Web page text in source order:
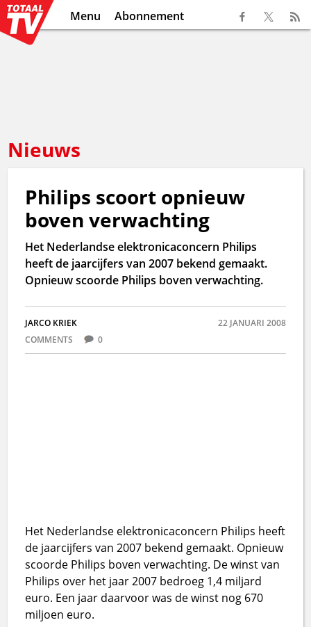
Menu Abonnement
Nieuws
Philips scoort opnieuw
boven verwachting
Het Nederlandse elektronicaconcern Philips
heeft de jaarcijfers van 2007 bekend gemaakt.
Opnieuw scoorde Philips boven verwachting.
JARCO KRIEK
22 JANUARI 2008
COMMENTS
0
Het Nederlandse elektronicaconcern Philips heeft
de jaarcijfers van 2007 bekend gemaakt. Opnieuw
scoorde Philips boven verwachting. De winst van
Philips over het jaar 2007 bedroeg 1,4 miljard
euro. Een jaar daarvoor was de winst nog 670
miljoen euro.